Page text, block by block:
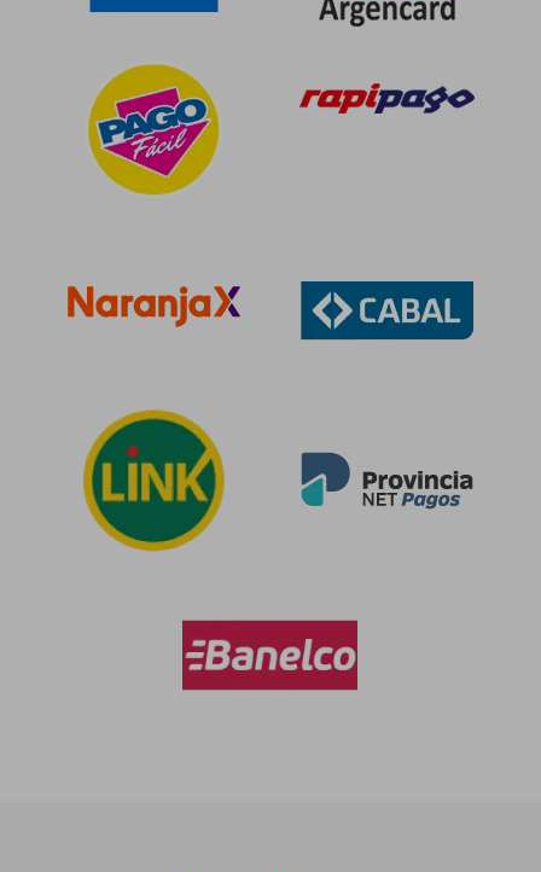
50%
dcto.
$ 90.611
$ 45.306
50%
dcto.